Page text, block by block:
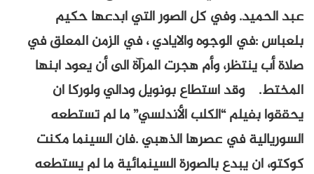
عبد الحميد. وفي كل الصور التي ابدعها حكيم
بلعباس :في الوجوه والايادي ، في الزمن المعلق في
صلاة أب ينتظر، وأم هجرت المرآة الى أن يعود ابنها
المختط. وقد استطاع بونويل ودالي ولوركا ان
يحققوا بفيلم “الكلب الأندلسي” ما لم تستطعه
السوريالية في عصرها الذهبي .فان السينما مكنت
كوكتو، ان يبدع بالصورة السينمائية ما لم يستطعه